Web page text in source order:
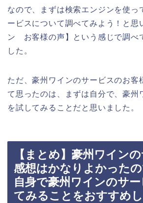
なので、まずは検索エンジンを使っ
ービスについて調べてみよう！と思
ン お客様の声】という感じで調べ
した。
ただ、豪州ワインのサービスのお客
て思ったのは、まずは自分で、豪州
を試してみることだと思いました。
【まとめ】豪州ワイン
感想はかなりよかった
自身で豪州ワインのサ
てみることをおすすめし